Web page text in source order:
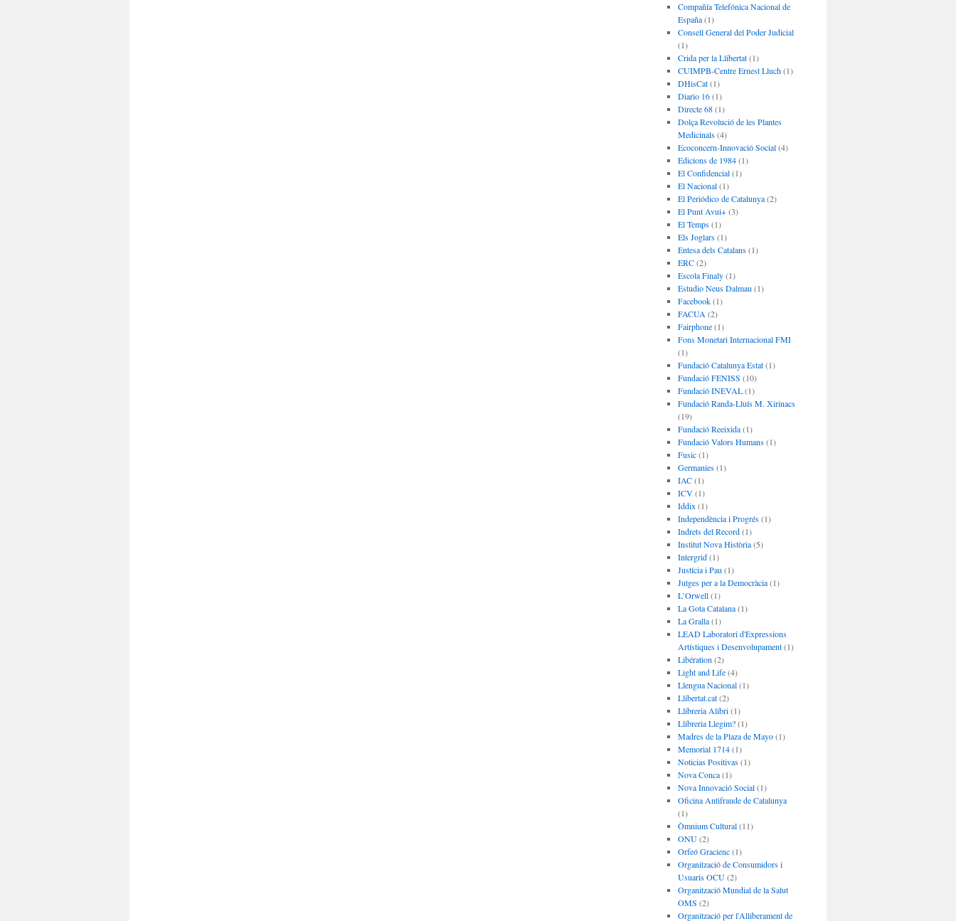
Compañía Telefónica Nacional de
España(1)
Consell General del Poder Judicial
(1)
Crida per la Llibertat(1)
CUIMPB-Centre Ernest Lluch(1)
DHisCat(1)
Diario 16(1)
Directe 68(1)
Dolça Revolució de les Plantes
Medicinals(4)
Ecoconcern-Innovació Social(4)
Edicions de 1984(1)
El Confidencial(1)
El Nacional(1)
El Periódico de Catalunya(2)
El Punt Avui+(3)
El Temps(1)
Els Joglars(1)
Entesa dels Catalans(1)
ERC(2)
Escola Finaly(1)
Estudio Neus Dalmau (1)
Facebook(1)
FACUA (2)
Fairphone(1)
Fons Monetari Internacional FMI
(1)
Fundació Catalunya Estat(1)
Fundació FENISS (10)
Fundació INEVAL(1)
Fundació Randa-Lluís M. Xirinacs
(19)
Fundació Reeixida(1)
Fundació Valors Humans(1)
Fusic(1)
Germanies(1)
IAC(1)
ICV(1)
Iddix (1)
Independència i Progrés(1)
Indrets del Record(1)
Institut Nova Història(5)
Intergrid(1)
Justícia i Pau (1)
Jutges per a la Democràcia(1)
L’Orwell(1)
La Gota Catalana(1)
La Gralla(1)
LEAD Laboratori d'Expressions
Artístiques i Desenvolupament(1)
Libération (2)
Light and Life(4)
Llengua Nacional(1)
Llibertat.cat(2)
Llibreria Alibri(1)
Llibreria Llegim?(1)
Madres de la Plaza de Mayo(1)
Memorial 1714(1)
Noticias Positivas(1)
Nova Conca(1)
Nova Innovació Social(1)
Oficina Antifraude de Catalunya
(1)
Òmnium Cultural(11)
ONU(2)
Orfeó Gracienc(1)
Organització de Consumidors i
Usuaris OCU(2)
Organització Mundial de la Salut
OMS (2)
Organització per l'Alliberament de